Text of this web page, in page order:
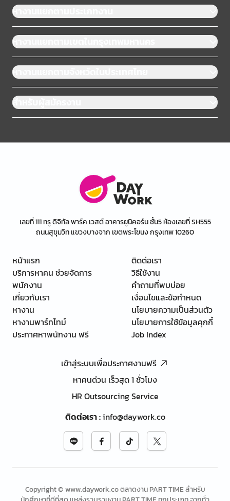
หางานแยกตามประเภทงาน
หางานแยกตามเขตในกรุงเทพมหานคร
หางานแยกตามจังหวัดในประเทศไทย
สำหรับผู้สมัครงาน
เลขที่ 111 ทรู ดิจิทัล พาร์ค เวสต์ อาคารยูนิคอร์น ชั้น5 ห้องเลขที่ SH555
ถนนสุขุมวิท แขวงบางจาก เขตพระโขนง กรุงเทพ 10260
หน้าแรก
บริการหาคน ช่วยจัดการ
พนักงาน
เกี่ยวกับเรา
หางาน
หางานพาร์ทไทม์
ประกาศหาพนักงาน ฟรี
ติดต่อเรา
วิธีใช้งาน
คำถามที่พบบ่อย
เงื่อนไขและข้อกำหนด
นโยบายความเป็นส่วนตัว
นโยบายการใช้ข้อมูลคุกกี้
Job Index
เข้าสู่ระบบเพื่อประกาศงานฟรี
หาคนด่วน เร็วสุด 1 ชั่วโมง
HR Outsourcing Service
ติดต่อเรา:info@daywork.co
Copyright © www.daywork.co ตลาดงาน PART TIME สำหรับ